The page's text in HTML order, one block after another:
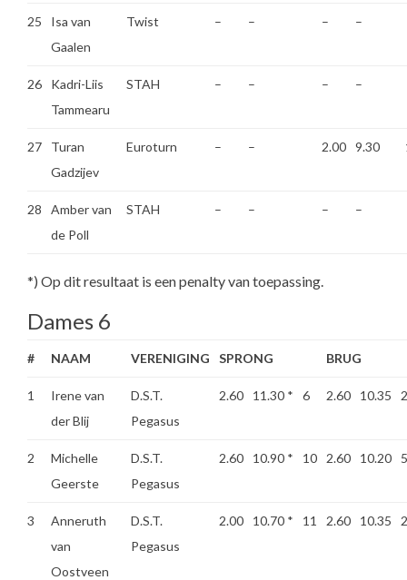
25
Isa van
Gaalen
Twist – – – –
26
Kadri-Liis
Tammearu
STAH – – – –
27
Turan
Gadzijev
Euroturn – – 2.00 9.30
28
Amber van
de Poll
STAH – – – –
*) Op dit resultaat is een penalty van toepassing.
Dames 6
# NAAM VERENIGING SPRONG BRUG
1
Irene van
der Blij
D.S.T.
Pegasus
2.60 11.30 * 6 2.60 10.35 2
2
Michelle
Geerste
D.S.T.
Pegasus
2.60 10.90 * 10 2.60 10.20 5
3
Anneruth
van
Oostveen
D.S.T.
Pegasus
2.00 10.70 * 11 2.60 10.35 2